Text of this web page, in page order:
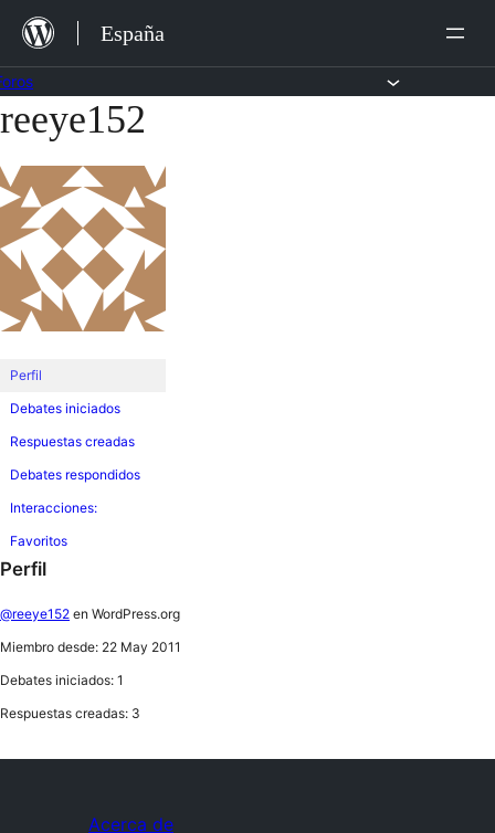
Saltar
contenido
España
Saltar
contenido
reeye152
Perfil
Debates iniciados
Respuestas creadas
Debates respondidos
Interacciones:
Favoritos
Perfil
@reeye152 en WordPress.org
Miembro desde: 22 May 2011
Debates iniciados: 1
Respuestas creadas: 3
Acerca de